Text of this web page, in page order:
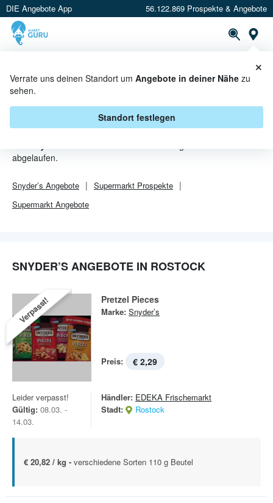
DIE Angebote App 56.122.869 Prospekte & Angebote
Verrate uns deinen Standort um Angebote in deiner Nähe zu
sehen.
Standort festlegen
×
SNYDER’S ANGEBOTE IN
abgelaufen.
Snyder’s Angebote Supermarkt Prospekte
Supermarkt Angebote
SNYDER’S ANGEBOTE IN ROSTOCK
Verpasst! Pretzel Pieces
Marke: Snyder’s
Preis: € 2,29
Leider verpasst!
Gültig: 08.03. -
14.03.
Händler: EDEKA Frischemarkt
Stadt:
Rostock
€ 20,82 / kg - verschiedene Sorten 110 g Beutel